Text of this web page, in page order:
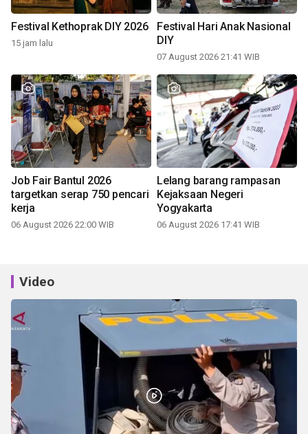
Festival Kethoprak DIY 2026
15 jam lalu
Festival Hari Anak Nasional
DIY
07 August 2026 21:41 WIB
Job Fair Bantul 2026
targetkan serap 750 pencari
kerja
06 August 2026 22:00 WIB
Lelang barang rampasan
Kejaksaan Negeri
Yogyakarta
06 August 2026 17:41 WIB
Video